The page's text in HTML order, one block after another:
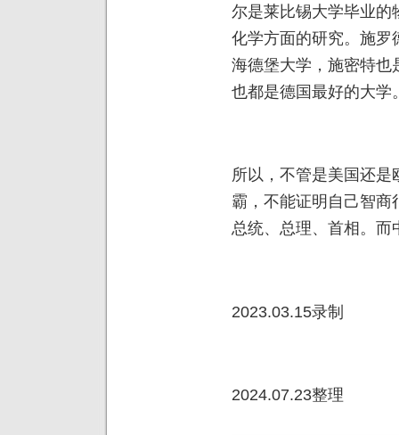
尔是莱比锡大学毕业
化学方面的研究。施罗
海德堡大学，施密特也
也都是德国最好的大学
所以，不管是美国还
霸，不能证明自己智
总统、总理、首相。
2023.03.15录制
2024.07.23整理